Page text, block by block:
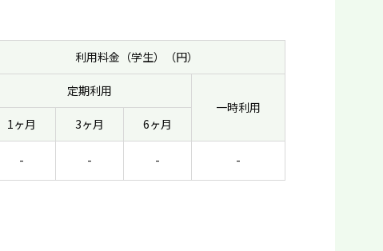
利用料金（学生）（円）
定期利用
一時利用
1ヶ月 3ヶ月 6ヶ月
- - - -